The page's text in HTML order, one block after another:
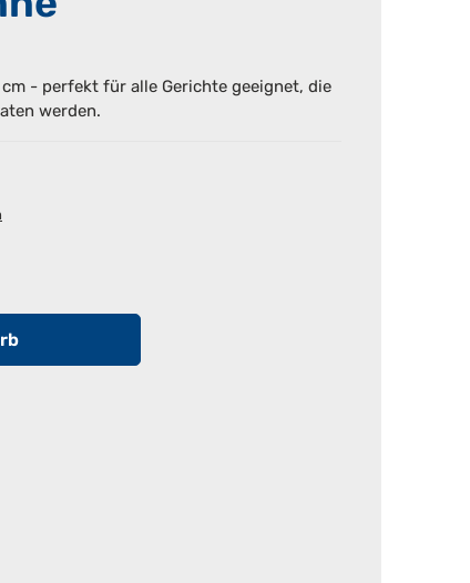
- perfekt für alle Gerichte geeignet, die
werden.
gewünschten Wert ein oder